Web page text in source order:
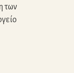
των